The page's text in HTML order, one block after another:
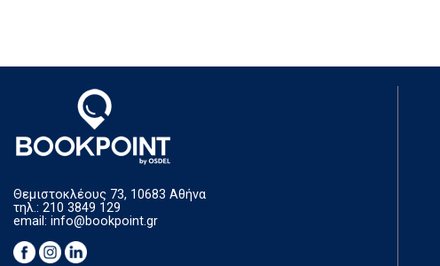
Θεμιστοκλέους 73, 10683 Αθήνα
τηλ.: 210 3849 129
email: info@bookpoint.gr